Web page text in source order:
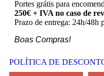
Portes grátis para
250€ + IVA no caso de
Prazo de entrega: 24h/48h
Boas Compras!
POLÍTICA DE